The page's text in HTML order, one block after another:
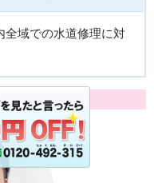
全域での水道修理に対